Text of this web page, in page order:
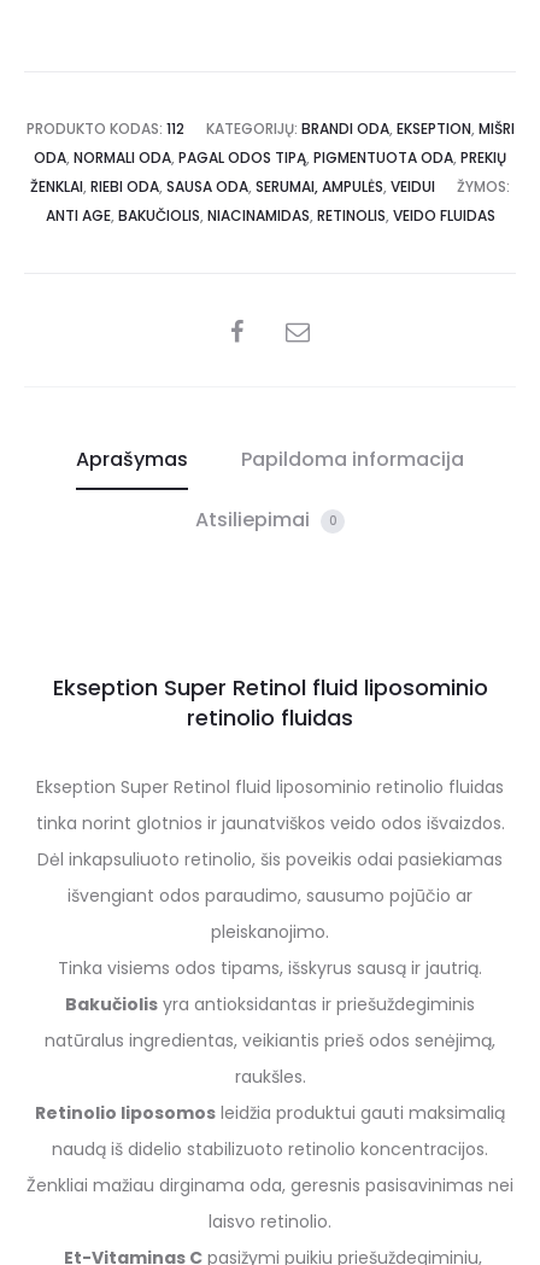
PRODUKTO KODAS: 112 KATEGORIJŲ: BRANDI ODA, EKSEPTION, MIŠRI
ODA, NORMALI ODA, PAGAL ODOS TIPĄ, PIGMENTUOTA ODA, PREKIŲ
ŽENKLAI, RIEBI ODA, SAUSA ODA, SERUMAI, AMPULĖS, VEIDUI
ŽYMOS:
ANTI AGE, BAKUČIOLIS, NIACINAMIDAS, RETINOLIS, VEIDO FLUIDAS
Aprašymas Papildoma informacija
Atsiliepimai 0
Ekseption Super Retinol fluid liposominio
retinolio fluidas
Ekseption Super Retinol fluid liposominio retinolio fluidas
tinka norint glotnios ir jaunatviškos veido odos išvaizdos.
Dėl inkapsuliuoto retinolio, šis poveikis odai pasiekiamas
išvengiant odos paraudimo, sausumo pojūčio ar
pleiskanojimo.
Tinka visiems odos tipams, išskyrus sausą ir jautrią.
Bakučiolis yra antioksidantas ir priešuždegiminis
natūralus ingredientas, veikiantis prieš odos senėjimą,
raukšles.
Retinolio liposomos leidžia produktui gauti maksimalią
naudą iš didelio stabilizuoto retinolio koncentracijos.
Ženkliai mažiau dirginama oda, geresnis pasisavinimas nei
laisvo retinolio.
Et-Vitaminas C pasižymi puikiu priešuždegiminiu,